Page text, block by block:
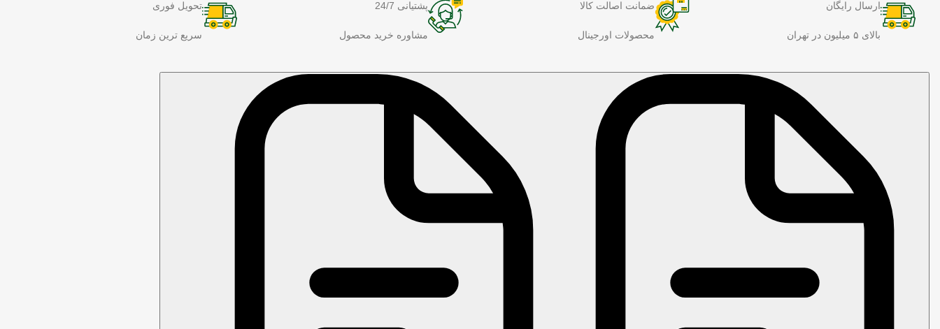
ارسال رایگان
بالای ۵ میلیون در تهران
ضمانت اصالت کالا
محصولات اورجینال
پشتیانی 24/7
مشاوره خرید محصول
تحویل فوری
سریع ترین زمان